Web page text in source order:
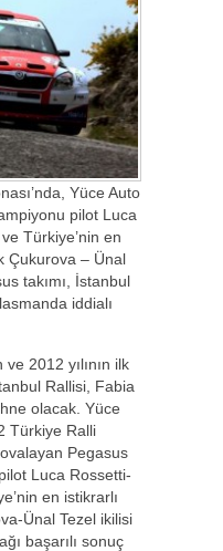
Yüce Auto
pilot Luca
Türkiye’nin en
Çukurova – Ünal
takımı, İstanbul
iddialı
2012 yılının ilk
Rallisi, Fabia
olacak. Yüce
Türkiye Ralli
Pegasus
Luca Rossetti-
en istikrarlı
Ünal Tezel ikilisi
başarılı sonuç